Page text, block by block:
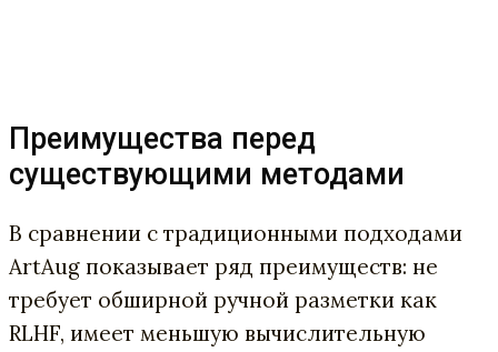
Преимущества перед
существующими методами
В сравнении с традиционными подходами
ArtAug показывает ряд преимуществ: не
требует обширной ручной разметки как
RLHF, имеет меньшую вычислительную